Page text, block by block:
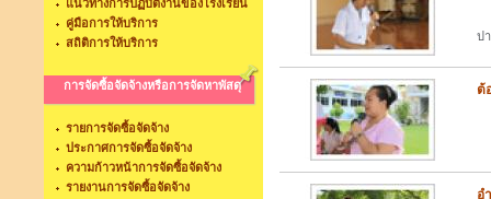
แนวทางการปฏิบัติงานของโรงเรียน
คู่มือการให้บริการ
สถิติการให้บริการ
การจัดซื้อจัดจ้างหรือการจัดหาพัสดุ
รายการจัดซื้อจัดจ้าง
ประกาศการจัดซื้อจัดจ้าง
ความก้าวหน้าการจัดซื้อจัดจ้าง
รายงานการจัดซื้อจัดจ้าง
ป
ต้
อ